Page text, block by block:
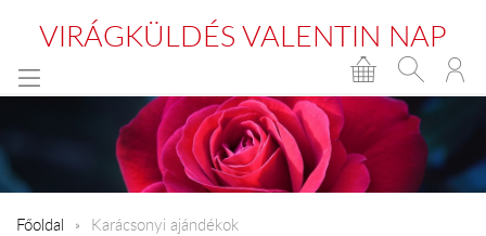
VIRÁGKÜLDÉS VALENTIN NAP
Főoldal Karácsonyi ajándékok